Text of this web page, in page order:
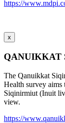
https://
x
QANUIKKAT
The Qanuikkat
Health survey aims
Siqinirmiut (Inuit
view.
https://